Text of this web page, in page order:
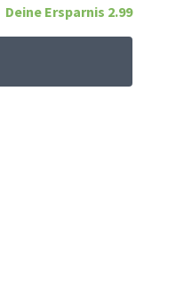
Deine Ersparnis 2.99